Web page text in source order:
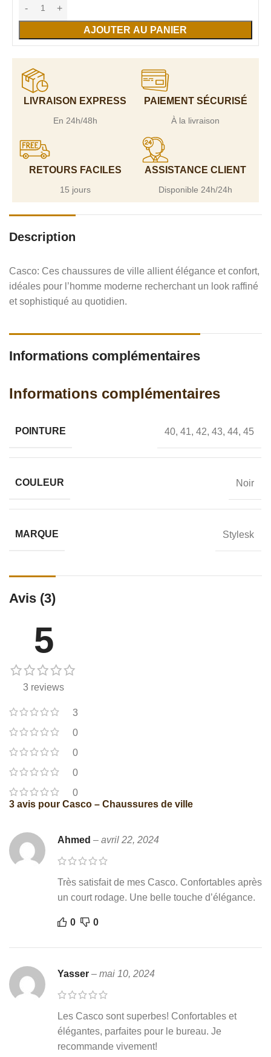
AJOUTER AU PANIER
LIVRAISON EXPRESS
En 24h/48h
PAIEMENT SÉCURISÉ
À la livraison
RETOURS FACILES
15 jours
ASSISTANCE CLIENT
Disponible 24h/24h
Description
Casco: Ces chaussures de ville allient élégance et confort,
idéales pour l’homme moderne recherchant un look raffiné
et sophistiqué au quotidien.
Informations complémentaires
Informations complémentaires
POINTURE 40, 41, 42, 43, 44, 45
COULEUR Noir
MARQUE Stylesk
Avis (3)
5
3 reviews
3
0
0
0
0
3 avis pour Casco – Chaussures de ville
Ahmed – avril 22, 2024
Très satisfait de mes Casco. Confortables après
un court rodage. Une belle touche d’élégance.
0 0
Yasser – mai 10, 2024
Les Casco sont superbes! Confortables et
élégantes, parfaites pour le bureau. Je
recommande vivement!